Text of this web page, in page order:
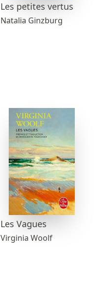
Les petites vertus
Natalia Ginzburg
Les Vagues
Virginia Woolf